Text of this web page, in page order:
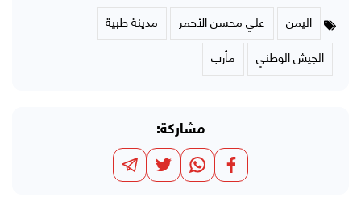
اليمن علي محسن الأحمر
مدينة طبية
الجيش الوطني
مأرب
مشاركة: